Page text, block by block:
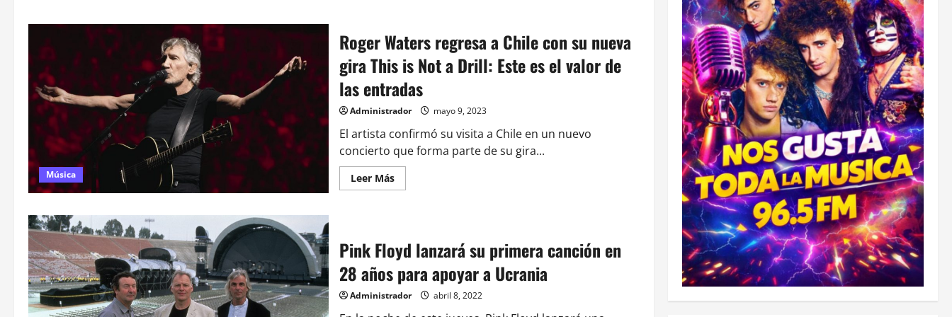
Música
Roger Waters regresa a Chile con su nueva
gira This is Not a Drill: Este es el valor de
las entradas
Administrador mayo 9, 2023
El artista confirmó su visita a Chile en un nuevo
concierto que forma parte de su gira...
Leer MásLeer
más
a
Chile
su
nueva
gira
Pink Floyd lanzará su primera canción en
28 años para apoyar a Ucrania
Administrador abril 8, 2022